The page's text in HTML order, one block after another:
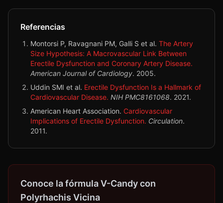
Referencias
Montorsi P, Ravagnani PM, Galli S et al. The Artery
Size Hypothesis: A Macrovascular Link Between
Erectile Dysfunction and Coronary Artery Disease.
American Journal of Cardiology. 2005.
Uddin SMI et al. Erectile Dysfunction Is a Hallmark of
Cardiovascular Disease. NIH PMC8161068. 2021.
American Heart Association. Cardiovascular
Implications of Erectile Dysfunction. Circulation.
2011.
Conoce la fórmula V-Candy con
Polyrhachis Vicina